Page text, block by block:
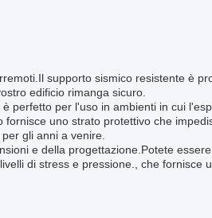
supporto sismico resistente è
edificio rimanga sicuro.
perfetto per l'uso in ambienti in cui
uno strato protettivo che
gli anni a venire.
e della progettazione.Potete
di stress e pressione., che fornisce